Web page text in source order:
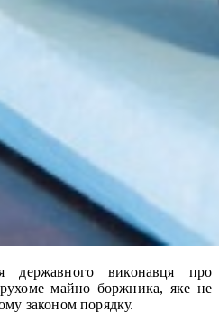
державного виконавця про
майно боржника, яке не
законом порядку.